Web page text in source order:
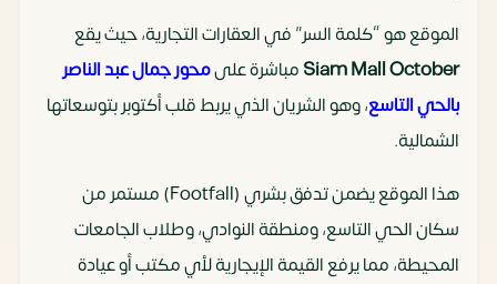
الموقع هو “كلمة السر” في العقارات التجارية، حيث يقع
Siam Mall Octoberمباشرة علىمحور جمال عبد الناصر
بالحي التاسع، وهو الشريان الذي يربط قلب أكتوبر بتوسعاتها
الشمالية.
هذا الموقع يضمن تدفق بشري (Footfall) مستمر من
سكان الحي التاسع، ومنطقة النوادي، وطلاب الجامعات
المحيطة، مما يرفع القيمة الإيجارية لأي مكتب أو عيادة